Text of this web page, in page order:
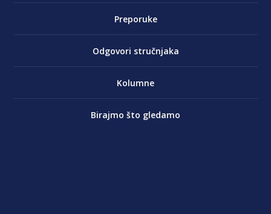
Preporuke
Odgovori stručnjaka
Kolumne
Birajmo što gledamo